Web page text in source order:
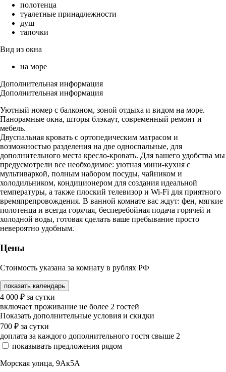
полотенца
туалетные принадлежности
душ
тапочки
Вид из окна
на море
Дополнительная информация
Дополнительная информация
Уютный номер с балконом, зоной отдыха и видом на море.
Панорамные окна, шторы блэкаут, современный ремонт и
мебель.
Двуспальная кровать с ортопедическим матрасом и
возможностью разделения на две односпальные, для
дополнительного места кресло-кровать. Для вашего удобства мы
предусмотрели все необходимое: уютная мини-кухня с
мультиваркой, полным набором посуды, чайником и
холодильником, кондиционером для создания идеальной
температуры, а также плоский телевизор и Wi-Fi для приятного
времяпрепровождения. В ванной комнате вас ждут: фен, мягкие
полотенца и всегда горячая, бесперебойная подача горячей и
холодной воды, готовая сделать ваше пребывание просто
невероятно удобным.
Цены
Стоимость указана за комнату в рублях РФ
показать календарь
4 000 ₽ за сутки
включает проживание не более 2 гостей
Показать дополнительные условия и скидки
700 ₽ за сутки
доплата за каждого дополнительного гостя свыше 2
показывать предложения рядом
Морская улица, 9Ак5А